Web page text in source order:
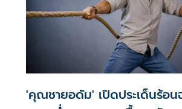
'คุณชายอดัม' เปิดประเด็นร้อน